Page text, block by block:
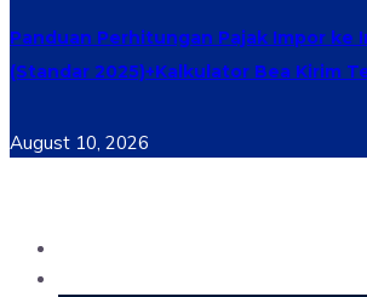
Panduan Perhitungan Pajak Impor ke
(Standar 2025)+Kalkulator Bea Kirim
August 10, 2026